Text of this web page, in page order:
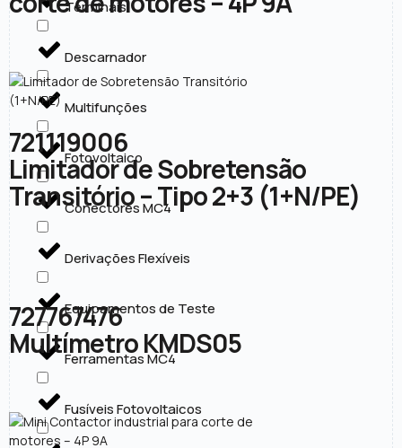
Terminais
Descarnador
Multifunções
Fotovoltaico
Conectores MC4
Derivações Flexíveis
Equipamentos de Teste
Ferramentas MC4
Fusíveis Fotovoltaicos
721119006
Limitador de Sobretensão
Transitório – Tipo 2+3 (1+N/PE)
727767476
Multímetro KMDS05